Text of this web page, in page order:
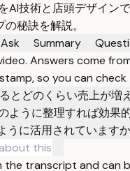
AI技術と店頭デザイン
秘訣を解説。
Ask Summary
Answers come
so you can check
とどのくらい売上が増
ように整理すれば効果
うに活用されています
the transcript and can